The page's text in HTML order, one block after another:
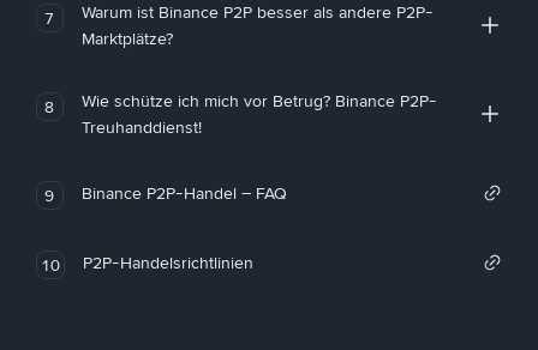
7
Warum ist Binance P2P besser als andere P2P-
Marktplätze?
8
Wie schütze ich mich vor Betrug? Binance P2P-
Treuhanddienst!
9 Binance P2P-Handel – FAQ
10 P2P-Handelsrichtlinien